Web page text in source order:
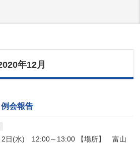
年12月
会報告
日(水) 12:00～13:00 【場所】 富山